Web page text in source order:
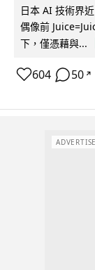
日本 AI 技術界
偶像前
下，僅憑藉與...
604 50 ↗